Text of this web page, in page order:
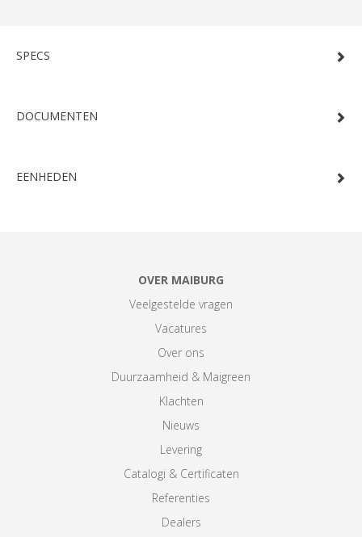
SPECS
DOCUMENTEN
EENHEDEN
OVER MAIBURG
Veelgestelde vragen
Vacatures
Over ons
Duurzaamheid & Maigreen
Klachten
Nieuws
Levering
Catalogi & Certificaten
Referenties
Dealers